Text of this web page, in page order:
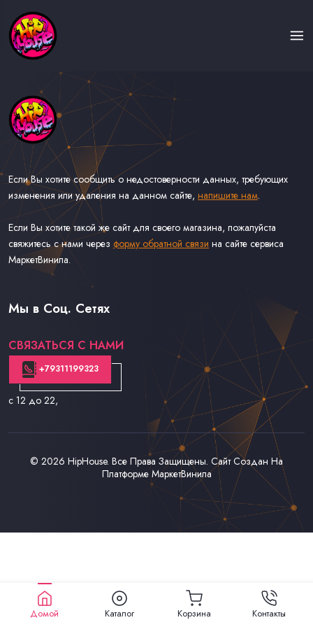
Если Вы хотите сообщить о недостоверности данных, требующих
изменения или удаления на данном сайте, напишите нам.
Если Вы хотите такой же сайт для своего магазина, пожалуйста
свяжитесь с нами через форму обратной связи на сайте сервиса
МаркетВинила.
Каталог Музыки на Виниле В Наличии
Доставка и Оплата
Мы в Соц. Сетях
СВЯЗАТЬСЯ С НАМИ
+79311199323
с 12 до 22,
© 2026 HipHouse. Все Права Защищены. Сайт Создан На
Платформе МаркетВинила
Домой Каталог Корзина Контакты